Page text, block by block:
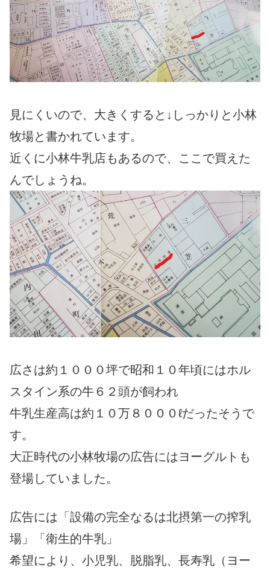
見にくいので、大きくすると↓しっかりと小林
牧場と書かれています。
近くに小林牛乳店もあるので、ここで買えた
んでしょうね。
広さは約１０００坪で昭和１０年頃にはホル
スタイン系の牛６２頭が飼われ
牛乳生産高は約１０万８０００ℓだったそうで
す。
大正時代の小林牧場の広告にはヨーグルトも
登場していました。
広告には「設備の完全なるは北摂第一の搾乳
場」「衛生的牛乳」
希望により、小児乳、脱脂乳、長寿乳（ヨー